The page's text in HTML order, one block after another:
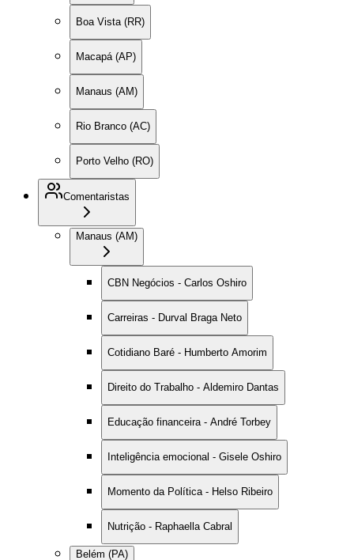
Boa Vista (RR)
Macapá (AP)
Manaus (AM)
Rio Branco (AC)
Porto Velho (RO)
Comentaristas
Manaus (AM)
CBN Negócios - Carlos Oshiro
Carreiras - Durval Braga Neto
Cotidiano Baré - Humberto Amorim
Direito do Trabalho - Aldemiro Dantas
Educação financeira - André Torbey
Inteligência emocional - Gisele Oshiro
Momento da Política - Helso Ribeiro
Nutrição - Raphaella Cabral
Belém (PA)